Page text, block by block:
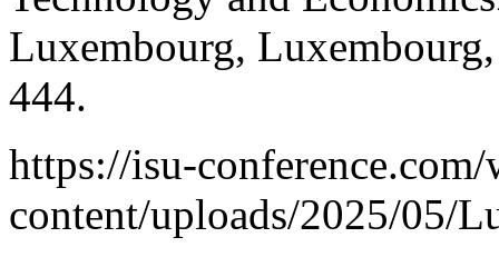
Luxembourg,
444.
https://isu-
content/uploads/2025/05/